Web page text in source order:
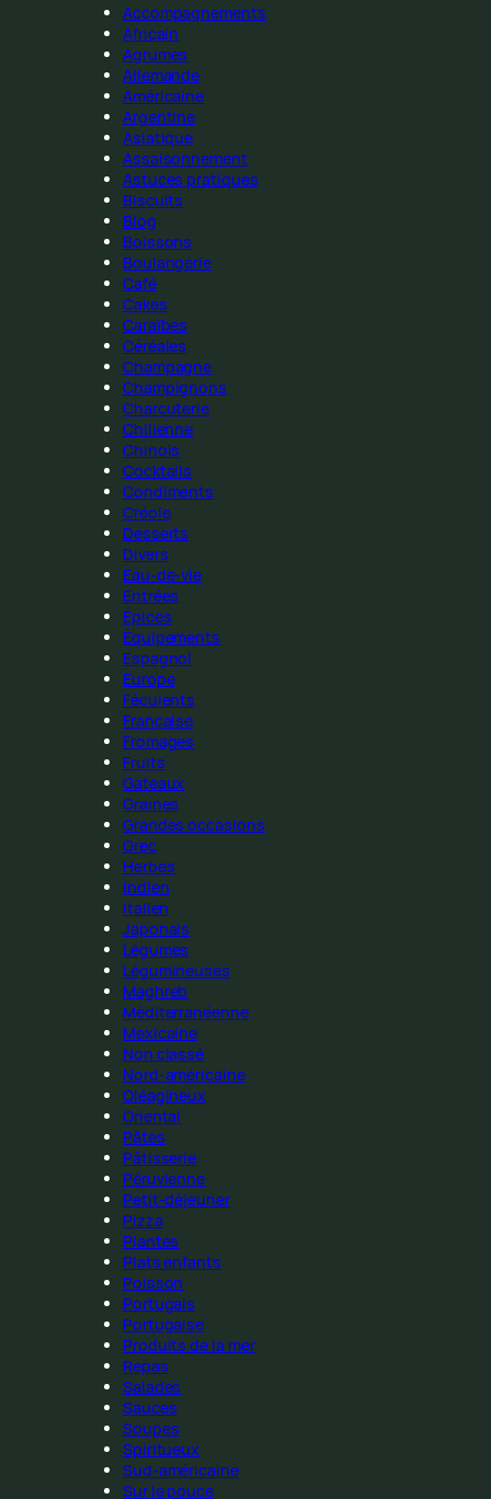
Accompagnements
Africain
Agrumes
Allemande
Américaine
Argentine
Asiatique
Assaisonnement
Astuces pratiques
Biscuits
Blog
Boissons
Boulangerie
Café
Cakes
Caraïbes
Céréales
Champagne
Champignons
Charcuterie
Chilienne
Chinois
Cocktails
Condiments
Créole
Desserts
Divers
Eau-de-vie
Entrées
Épices
Équipements
Espagnol
Europe
Féculents
Française
Fromages
Fruits
Gateaux
Graines
Grandes occasions
Grec
Herbes
Indien
Italien
Japonais
Légumes
Légumineuses
Maghreb
Méditerranéenne
Mexicaine
Non classé
Nord-américaine
Oléagineux
Oriental
Pâtes
Pâtisserie
Péruvienne
Petit-déjeuner
Pizza
Plantes
Plats enfants
Poisson
Portugais
Portugaise
Produits de la mer
Repas
Salades
Sauces
Soupes
Spiritueux
Sud-américaine
Sur le pouce